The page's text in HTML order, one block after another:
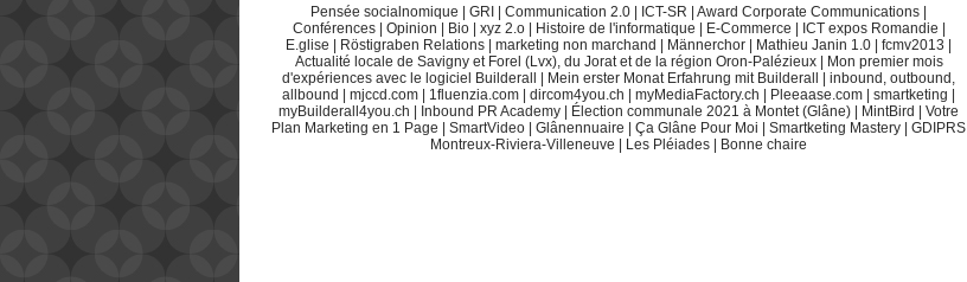
Pensée socialnomique GRI Communication 2.0 ICT-SR Award Corporate Communications
Conférences
Opinion Bio xyz 2.o Histoire de l'informatique E-Commerce ICT expos Romandie
E.glise
Röstigraben Relations marketing non marchand Männerchor Mathieu Janin 1.0 fcmv2013
Actualité locale de Savigny et Forel (Lvx), du Jorat et de la région Oron-Palézieux
Mon premier mois
d'expériences avec le logiciel Builderall
Mein erster Monat Erfahrung mit Builderall
inbound, outbound,
allbound
mjccd.com 1fluenzia.com dircom4you.ch myMediaFactory.ch Pleeaase.com smartketing
myBuilderall4you.ch
Inbound PR Academy Élection communale 2021 à Montet (Glâne) MintBird
Votre
Plan Marketing en 1 Page
SmartVideo Glânennuaire Ça Glâne Pour Moi Smartketing Mastery
GDIPRS
Montreux-Riviera-Villeneuve
Les Pléiades Bonne chaire